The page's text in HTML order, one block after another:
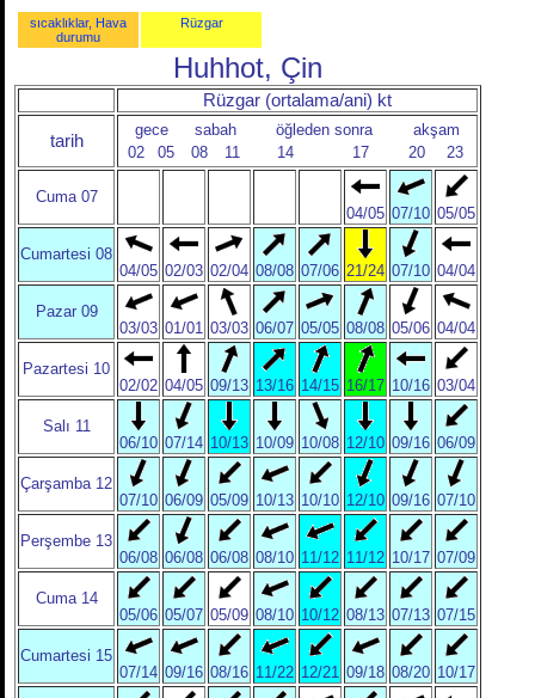
sıcaklıklar, Hava
durumu
Rüzgar
Huhhot, Çin
Rüzgar (ortalama/ani) kt
tarih
gece sabah öğleden sonra
akşam
02
05 08 11 14 17 20 23
Cuma 07
04/05 07/10 05/05
Cumartesi 08
04/05 02/03 02/04 08/08 07/06 21/24 07/10 04/04
Pazar 09
03/03 01/01 03/03 06/07 05/05 08/08 05/06 04/04
Pazartesi 10
02/02 04/05 09/13 13/16 14/15 16/17 10/16 03/04
Salı 11
06/10 07/14 10/13 10/09 10/08 12/10 09/16 06/09
Çarşamba 12
07/10 06/09 05/09 10/13 10/10 12/10 09/16 07/10
Perşembe 13
06/08 06/08 06/08 08/10 11/12 11/12 10/17 07/09
Cuma 14
05/06 05/07 05/09 08/10 10/12 08/13 07/13 07/15
Cumartesi 15
07/14 09/16 08/16 11/22 12/21 09/18 08/20 10/17